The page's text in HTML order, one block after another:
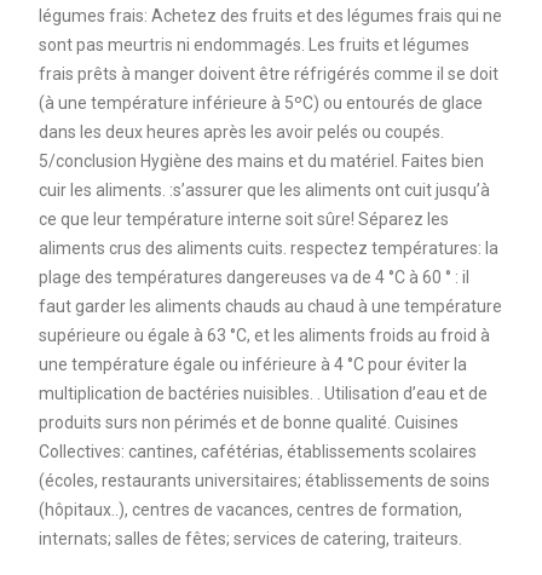
légumes frais: Achetez des fruits et des légumes frais qui ne
sont pas meurtris ni endommagés. Les fruits et légumes
frais prêts à manger doivent être réfrigérés comme il se doit
(à une température inférieure à 5ºC) ou entourés de glace
dans les deux heures après les avoir pelés ou coupés.
5/conclusion Hygiène des mains et du matériel. Faites bien
cuir les aliments. :s’assurer que les aliments ont cuit jusqu’à
ce que leur température interne soit sûre! Séparez les
aliments crus des aliments cuits. respectez températures: la
plage des températures dangereuses va de 4 °C à 60 ° : il
faut garder les aliments chauds au chaud à une température
supérieure ou égale à 63 °C, et les aliments froids au froid à
une température égale ou inférieure à 4 °C pour éviter la
multiplication de bactéries nuisibles. . Utilisation d’eau et de
produits surs non périmés et de bonne qualité. Cuisines
Collectives: cantines, cafétérias, établissements scolaires
(écoles, restaurants universitaires; établissements de soins
(hôpitaux..), centres de vacances, centres de formation,
internats; salles de fêtes; services de catering, traiteurs.